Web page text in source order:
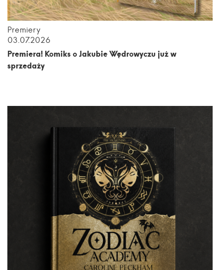
Premiery
03.07.2026
Premiera! Komiks o Jakubie Wędrowyczu już w
sprzedaży